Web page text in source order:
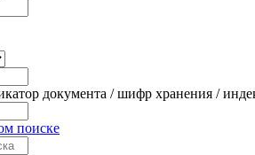
документа / шифр хранения /
поиске